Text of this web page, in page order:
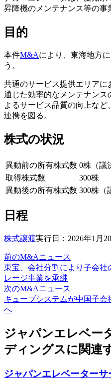
昇降機のメンテナンス等の事
目的
本件M&Aにより、東海地方
う。
共通のサービス提供エリア
通じた効率的なメンテナンス
よるサービス品質の向上な
連携を図る。
株式の状況
異動前の所有株式数 0株（議
取得株式数
300株
異動後の所有株式数 300株（
日程
株式譲渡実行日：2026年1月
前のM&Aニュース
東宝、会社分割により子会社
レージ事業を承継
次のM&Aニュース
キューブシステムが中国子会
へ
ジャパンエレベー
ディングスに関連
ジャパンエレベーター